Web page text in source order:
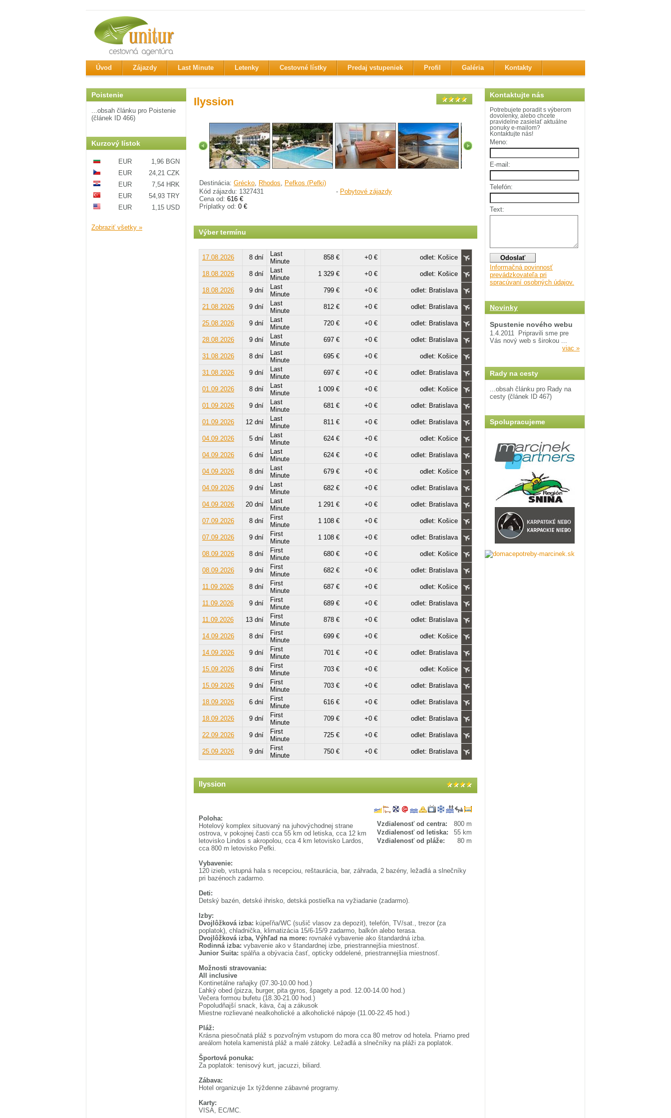
Úvod Zájazdy Last Minute Letenky Cestovné lístky Predaj vstupeniek Profil Galéria Kontakty
Poistenie
...obsah článku pro Poistenie
(článek ID 466)
Kurzový lístok
EUR
1,96 BGN
EUR
24,21 CZK
EUR
7,54 HRK
EUR
54,93 TRY
EUR
1,15 USD
Zobraziť všetky »
Ilyssion
Destinácia: Grécko, Rhodos, Pefkos (Pefki)
Kód zájazdu: 1327431
Cena od: 616 €
Príplatky od: 0 €
- Pobytové zájazdy
Výber termínu
17.08.2026 8 dní
Last
Minute
858 € +0 € odlet: Košice
18.08.2026 8 dní
Last
Minute
1 329 € +0 € odlet: Košice
18.08.2026 9 dní
Last
Minute
799 € +0 € odlet: Bratislava
21.08.2026 9 dní
Last
Minute
812 € +0 € odlet: Bratislava
25.08.2026 9 dní
Last
Minute
720 € +0 € odlet: Bratislava
28.08.2026 9 dní
Last
Minute
697 € +0 € odlet: Bratislava
31.08.2026 8 dní
Last
Minute
695 € +0 € odlet: Košice
31.08.2026 9 dní
Last
Minute
697 € +0 € odlet: Bratislava
01.09.2026 8 dní
Last
Minute
1 009 € +0 € odlet: Košice
01.09.2026 9 dní
Last
Minute
681 € +0 € odlet: Bratislava
01.09.2026 12 dní
Last
Minute
811 € +0 € odlet: Bratislava
04.09.2026 5 dní
Last
Minute
624 € +0 € odlet: Košice
04.09.2026 6 dní
Last
Minute
624 € +0 € odlet: Bratislava
04.09.2026 8 dní
Last
Minute
679 € +0 € odlet: Košice
04.09.2026 9 dní
Last
Minute
682 € +0 € odlet: Bratislava
04.09.2026 20 dní
Last
Minute
1 291 € +0 € odlet: Bratislava
07.09.2026 8 dní
First
Minute
1 108 € +0 € odlet: Košice
07.09.2026 9 dní
First
Minute
1 108 € +0 € odlet: Bratislava
08.09.2026 8 dní
First
Minute
680 € +0 € odlet: Košice
08.09.2026 9 dní
First
Minute
682 € +0 € odlet: Bratislava
11.09.2026 8 dní
First
Minute
687 € +0 € odlet: Košice
11.09.2026 9 dní
First
Minute
689 € +0 € odlet: Bratislava
11.09.2026 13 dní
First
Minute
878 € +0 € odlet: Bratislava
14.09.2026 8 dní
First
Minute
699 € +0 € odlet: Košice
14.09.2026 9 dní
First
Minute
701 € +0 € odlet: Bratislava
15.09.2026 8 dní
First
Minute
703 € +0 € odlet: Košice
15.09.2026 9 dní
First
Minute
703 € +0 € odlet: Bratislava
18.09.2026 6 dní
First
Minute
616 € +0 € odlet: Bratislava
18.09.2026 9 dní
First
Minute
709 € +0 € odlet: Bratislava
22.09.2026 9 dní
First
Minute
725 € +0 € odlet: Bratislava
25.09.2026 9 dní
First
Minute
750 € +0 € odlet: Bratislava
Ilyssion
Vzdialenosť od centra:
800 m
Vzdialenosť od letiska:
55 km
Vzdialenosť od pláže:
80 m
Poloha:
Hotelový komplex situovaný na juhovýchodnej strane
ostrova, v pokojnej časti cca 55 km od letiska, cca 12 km
letovisko Lindos s akropolou, cca 4 km letovisko Lardos,
cca 800 m letovisko Pefki.
Vybavenie:
120 izieb, vstupná hala s recepciou, reštaurácia, bar, záhrada, 2 bazény, ležadlá a slnečníky
pri bazénoch zadarmo.
Deti:
Detský bazén, detské ihrisko, detská postieľka na vyžiadanie (zadarmo).
Izby:
Dvojlôžková izba: kúpeľňa/WC (sušič vlasov za depozit), telefón, TV/sat., trezor (za
poplatok), chladnička, klimatizácia 15/6-15/9 zadarmo, balkón alebo terasa.
Dvojlôžková izba, Výhľad na more: rovnaké vybavenie ako štandardná izba.
Rodinná izba: vybavenie ako v štandardnej izbe, priestrannejšia miestnosť.
Junior Suita: spálňa a obývacia časť, opticky oddelené, priestrannejšia miestnosť.
Možnosti stravovania:
All inclusive
Kontinetálne raňajky (07.30-10.00 hod.)
Ľahký obed (pizza, burger, pita gyros, špagety a pod. 12.00-14.00 hod.)
Večera formou bufetu (18.30-21.00 hod.)
Popoludňajší snack, káva, čaj a zákusok
Miestne rozlievané nealkoholické a alkoholické nápoje (11.00-22.45 hod.)
Pláž:
Krásna piesočnatá pláž s pozvoľným vstupom do mora cca 80 metrov od hotela. Priamo pred
areálom hotela kamenistá pláž a malé zátoky. Ležadlá a slnečníky na pláži za poplatok.
Športová ponuka:
Za poplatok: tenisový kurt, jacuzzi, biliard.
Zábava:
Hotel organizuje 1x týždenne zábavné programy.
Karty:
VISA, EC/MC.
Kontaktujte nás
Potrebujete poradit s výberom
dovolenky, alebo chcete
pravidelne zasielať aktuálne
ponuky e-mailom?
Kontaktujte nás!
Meno:
E-mail:
Telefón:
Text:
Informačná povinnosť
prevádzkovateľa pri
spracúvaní osobných údajov.
Novinky
Spustenie nového webu
1.4.2011 Pripravili sme pre
Vás nový web s širokou ...
viac »
Rady na cesty
...obsah článku pro Rady na
cesty (článek ID 467)
Spolupracujeme